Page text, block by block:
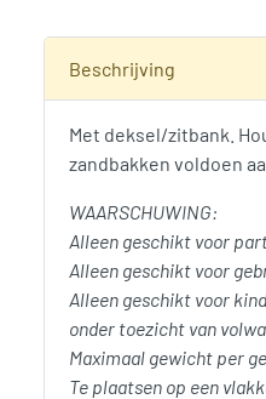
Beschrijving
Met deksel/zitbank.
zandbakken voldoen
WAARSCHUWING:
Alleen geschikt voor
Alleen geschikt voor
Alleen geschikt voor
onder toezicht van
Maximaal gewicht per
Te plaatsen op een